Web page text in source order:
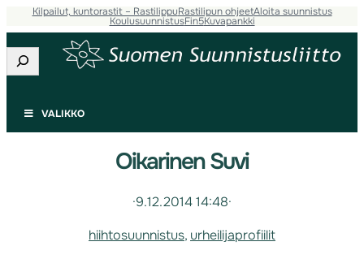
Kilpailut, kuntorastit – RastilippuRastilipun ohjeetAloita suunnistus
KoulusuunnistusFin5Kuvapankki
Etsi
VALIKKO
Oikarinen Suvi
·9.12.2014 14:48·
hiihtosuunnistus, urheilijaprofiilit